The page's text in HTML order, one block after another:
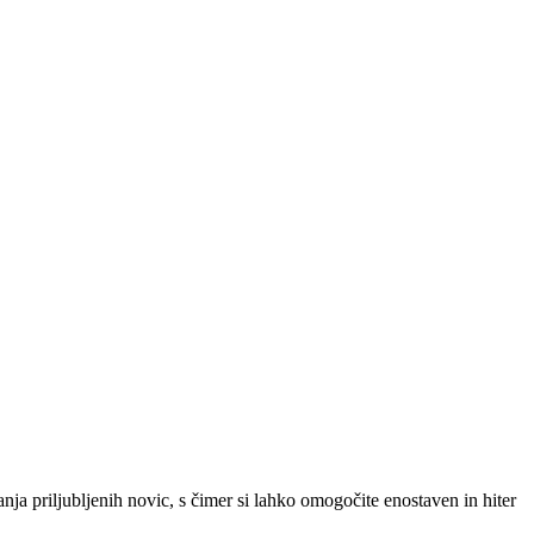
priljubljenih novic, s čimer si lahko omogočite enostaven in hiter